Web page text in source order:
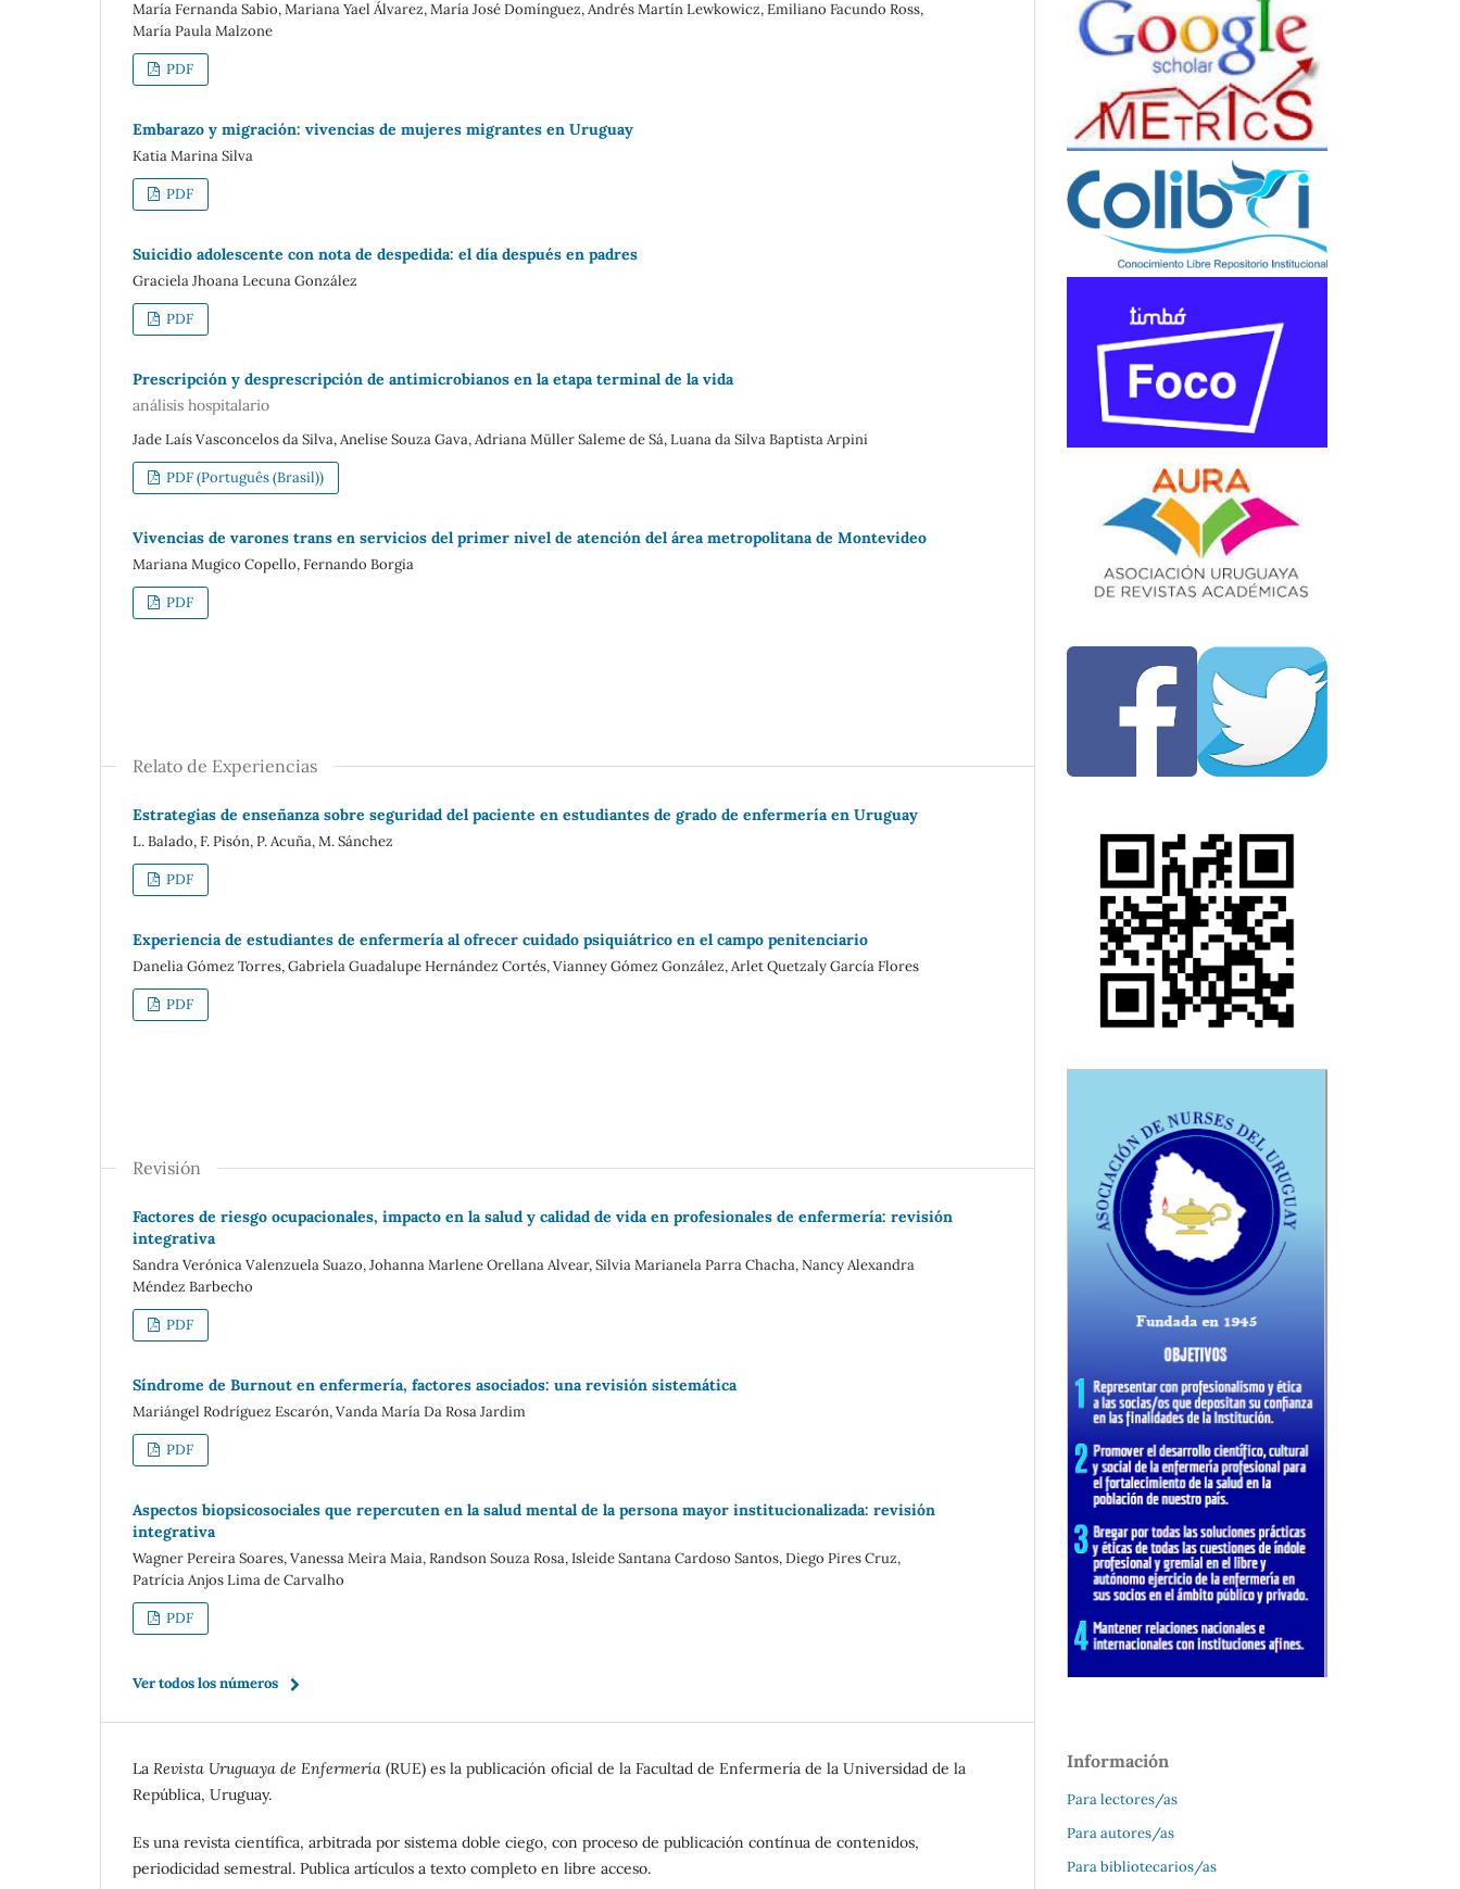
María Fernanda Sabio, Mariana Yael Álvarez, María José Domínguez, Andrés Martín Lewkowicz, Emiliano Facundo Ross,
María Paula Malzone
PDF
Embarazo y migración: vivencias de mujeres migrantes en Uruguay
Katia Marina Silva
PDF
Suicidio adolescente con nota de despedida: el día después en padres
Graciela Jhoana Lecuna González
PDF
Prescripción y desprescripción de antimicrobianos en la etapa terminal de la vida
análisis hospitalario
Jade Laís Vasconcelos da Silva, Anelise Souza Gava, Adriana Müller Saleme de Sá, Luana da Silva Baptista Arpini
PDF (Português (Brasil))
Vivencias de varones trans en servicios del primer nivel de atención del área metropolitana de Montevideo
Mariana Mugico Copello, Fernando Borgia
PDF
Relato de Experiencias
Estrategias de enseñanza sobre seguridad del paciente en estudiantes de grado de enfermería en Uruguay
L. Balado, F. Pisón, P. Acuña, M. Sánchez
PDF
Experiencia de estudiantes de enfermería al ofrecer cuidado psiquiátrico en el campo penitenciario
Danelia Gómez Torres, Gabriela Guadalupe Hernández Cortés, Vianney Gómez González, Arlet Quetzaly García Flores
PDF
Revisión
Factores de riesgo ocupacionales, impacto en la salud y calidad de vida en profesionales de enfermería: revisión
integrativa
Sandra Verónica Valenzuela Suazo, Johanna Marlene Orellana Alvear, Silvia Marianela Parra Chacha, Nancy Alexandra
Méndez Barbecho
PDF
Síndrome de Burnout en enfermería, factores asociados: una revisión sistemática
Mariángel Rodríguez Escarón, Vanda María Da Rosa Jardim
PDF
Aspectos biopsicosociales que repercuten en la salud mental de la persona mayor institucionalizada: revisión
integrativa
Wagner Pereira Soares, Vanessa Meira Maia, Randson Souza Rosa, Isleide Santana Cardoso Santos, Diego Pires Cruz,
Patrícia Anjos Lima de Carvalho
PDF
Ver todos los números
La Revista Uruguaya de Enfermería (RUE) es la publicación oficial de la Facultad de Enfermería de la Universidad de la
República, Uruguay.
Es una revista científica, arbitrada por sistema doble ciego, con proceso de publicación contínua de contenidos,
periodicidad semestral. Publica artículos a texto completo en libre acceso.
Información
Para lectores/as
Para autores/as
Para bibliotecarios/as